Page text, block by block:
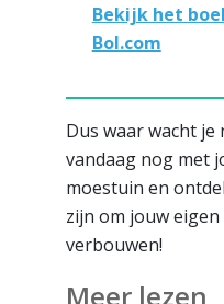
Bekijk het
Bol.com
Dus waar wacht je
vandaag nog met
moestuin en
zijn om jouw eigen
verbouwen!
Meer lezen